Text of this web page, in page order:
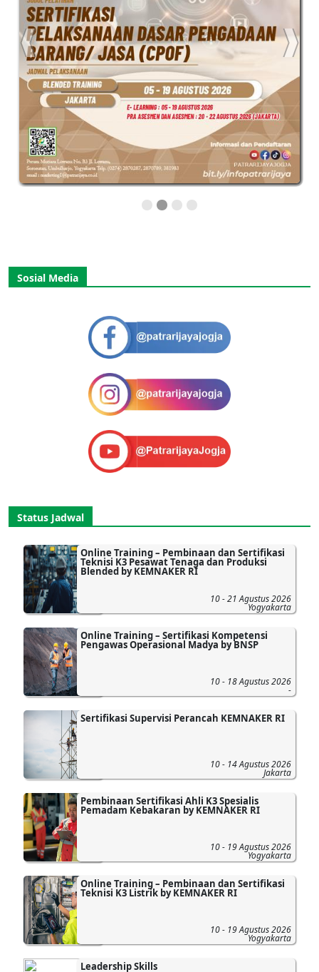
Sosial Media
Status Jadwal
Online Training – Pembinaan dan Sertifikasi
Teknisi K3 Pesawat Tenaga dan Produksi
Blended by KEMNAKER RI
10 - 21 Agustus 2026
Yogyakarta
Online Training – Sertifikasi Kompetensi
Pengawas Operasional Madya by BNSP
10 - 18 Agustus 2026
-
Sertifikasi Supervisi Perancah KEMNAKER RI
10 - 14 Agustus 2026
Jakarta
Pembinaan Sertifikasi Ahli K3 Spesialis
Pemadam Kebakaran by KEMNAKER RI
10 - 19 Agustus 2026
Yogyakarta
Online Training – Pembinaan dan Sertifikasi
Teknisi K3 Listrik by KEMNAKER RI
10 - 19 Agustus 2026
Yogyakarta
Leadership Skills